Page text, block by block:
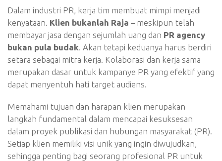
Dalam industri PR, kerja tim membuat mimpi menjadi
kenyataan. Klien bukanlah Raja – meskipun telah
membayar jasa dengan sejumlah uang dan PR agency
bukan pula budak. Akan tetapi keduanya harus berdiri
setara sebagai mitra kerja. Kolaborasi dan kerja sama
merupakan dasar untuk kampanye PR yang efektif yang
dapat menyentuh hati target audiens.
Memahami tujuan dan harapan klien merupakan
langkah fundamental dalam mencapai kesuksesan
dalam proyek publikasi dan hubungan masyarakat (PR).
Setiap klien memiliki visi unik yang ingin diwujudkan,
sehingga penting bagi seorang profesional PR untuk